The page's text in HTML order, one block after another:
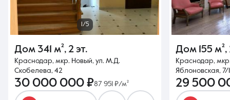
1/5
Дом 341 м², 2 эт.
Краснодар, мкр. Новый, ул. М.Д.
Скобелева, 42
30 000 000 ₽87 951 ₽/м²
Дом 155 м²,
Краснодар,
Яблоновская, 7/1
29 500